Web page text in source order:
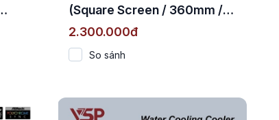
(Square Screen / 360mm /
Quạt 2000 RPM / TDP
280W)
2.300.000đ
So sánh